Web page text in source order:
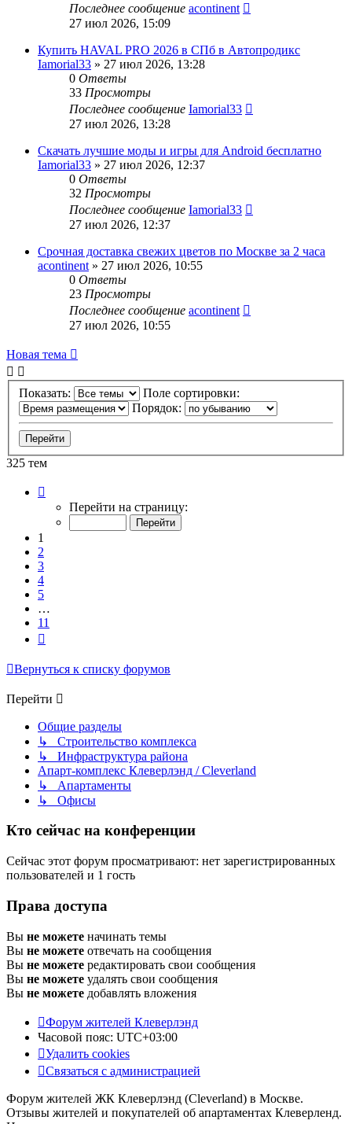
Последнее сообщение acontinent
27 июл 2026, 15:09
Купить HAVAL PRO 2026 в СПб в Автопродикс
Iamorial33 » 27 июл 2026, 13:28
0 Ответы
33 Просмотры
Последнее сообщение Iamorial33
27 июл 2026, 13:28
Скачать лучшие моды и игры для Android бесплатно
Iamorial33 » 27 июл 2026, 12:37
0 Ответы
32 Просмотры
Последнее сообщение Iamorial33
27 июл 2026, 12:37
Срочная доставка свежих цветов по Москве за 2 часа
acontinent » 27 июл 2026, 10:55
0 Ответы
23 Просмотры
Последнее сообщение acontinent
27 июл 2026, 10:55
Новая тема
Показать:
Поле сортировки:
Порядок:
325 тем
Перейти на страницу:
1
2
3
4
5
…
11
Вернуться к списку форумов
Перейти
Общие разделы
↳ Строительство комплекса
↳ Инфраструктура района
Апарт-комплекс Клеверлэнд / Cleverland
↳ Апартаменты
↳ Офисы
Кто сейчас на конференции
Сейчас этот форум просматривают: нет зарегистрированных
пользователей и 1 гость
Права доступа
Вы не можете начинать темы
Вы не можете отвечать на сообщения
Вы не можете редактировать свои сообщения
Вы не можете удалять свои сообщения
Вы не можете добавлять вложения
Форум жителей Клеверлэнд
Часовой пояс: UTC+03:00
Удалить cookies
Связаться с администрацией
Форум жителей ЖК Клеверлэнд (Cleverland) в Москве.
Отзывы жителей и покупателей об апартаментах Клеверленд.